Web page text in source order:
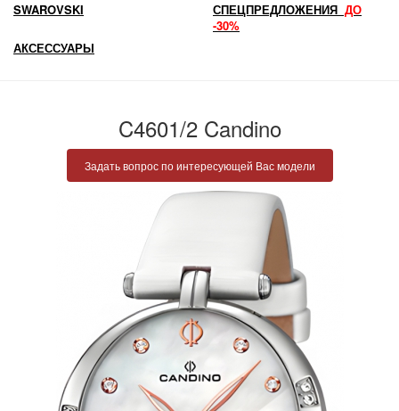
SWAROVSKI
СПЕЦПРЕДЛОЖЕНИЯ ДО
-30%
АКСЕССУАРЫ
C4601/2 Candino
Задать вопрос по интересующей Вас модели